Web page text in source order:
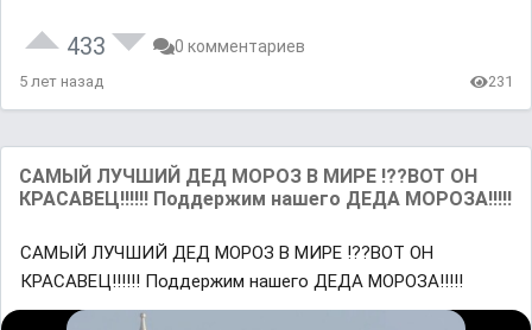
433 0 комментариев
5 лет назад 231
САМЫЙ ЛУЧШИЙ ДЕД МОРОЗ В МИРЕ !??ВОТ ОН
КРАСАВЕЦ!!!!!! Поддержим нашего ДЕДА МОРОЗА!!!!!
САМЫЙ ЛУЧШИЙ ДЕД МОРОЗ В МИРЕ !??ВОТ ОН
КРАСАВЕЦ!!!!!! Поддержим нашего ДЕДА МОРОЗА!!!!!